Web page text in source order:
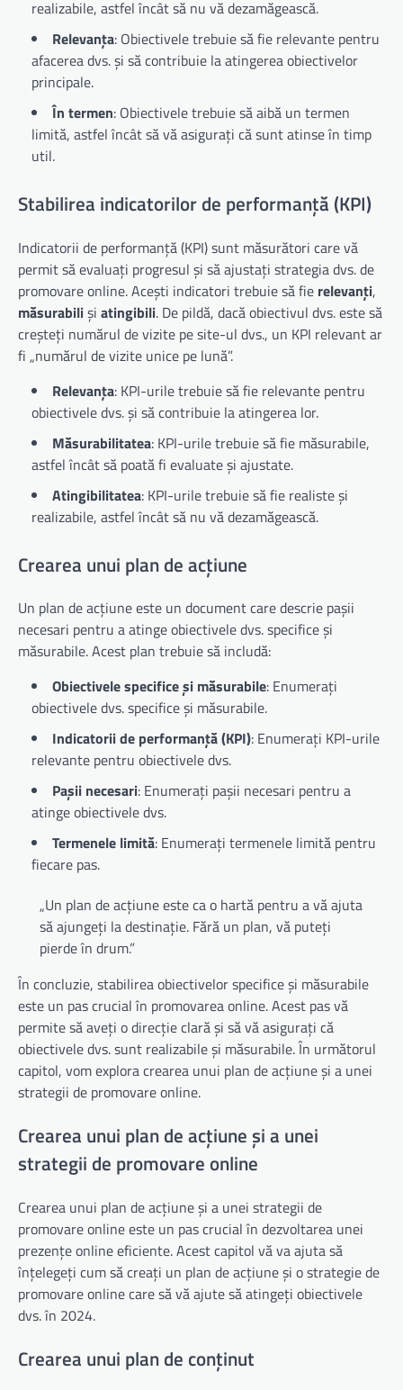
realizabile, astfel încât să nu vă dezamăgească.
Relevanța: Obiectivele trebuie să fie relevante pentru
afacerea dvs. și să contribuie la atingerea obiectivelor
principale.
În termen: Obiectivele trebuie să aibă un termen
limită, astfel încât să vă asigurați că sunt atinse în timp
util.
Stabilirea indicatorilor de performanță (KPI)
Indicatorii de performanță (KPI) sunt măsurători care vă
permit să evaluați progresul și să ajustați strategia dvs. de
promovare online. Acești indicatori trebuie să fie relevanți,
măsurabiliși atingibili. De pildă, dacă obiectivul dvs. este să
creșteți numărul de vizite pe site-ul dvs., un KPI relevant ar
fi „numărul de vizite unice pe lună”.
Relevanța: KPI-urile trebuie să fie relevante pentru
obiectivele dvs. și să contribuie la atingerea lor.
Măsurabilitatea: KPI-urile trebuie să fie măsurabile,
astfel încât să poată fi evaluate și ajustate.
Atingibilitatea: KPI-urile trebuie să fie realiste și
realizabile, astfel încât să nu vă dezamăgească.
Crearea unui plan de acțiune
Un plan de acțiune este un document care descrie pașii
necesari pentru a atinge obiectivele dvs. specifice și
măsurabile. Acest plan trebuie să includă:
Obiectivele specifice și măsurabile: Enumerați
obiectivele dvs. specifice și măsurabile.
Indicatorii de performanță (KPI): Enumerați KPI-urile
relevante pentru obiectivele dvs.
Pașii necesari: Enumerați pașii necesari pentru a
atinge obiectivele dvs.
Termenele limită: Enumerați termenele limită pentru
fiecare pas.
„Un plan de acțiune este ca o hartă pentru a vă ajuta
să ajungeți la destinație. Fără un plan, vă puteți
pierde în drum.”
În concluzie, stabilirea obiectivelor specifice și măsurabile
este un pas crucial în promovarea online. Acest pas vă
permite să aveți o direcție clară și să vă asigurați că
obiectivele dvs. sunt realizabile și măsurabile. În următorul
capitol, vom explora crearea unui plan de acțiune și a unei
strategii de promovare online.
Crearea unui plan de acțiune și a unei
strategii de promovare online
Crearea unui plan de acțiune și a unei strategii de
promovare online este un pas crucial în dezvoltarea unei
prezențe online eficiente. Acest capitol vă va ajuta să
înțelegeți cum să creați un plan de acțiune și o strategie de
promovare online care să vă ajute să atingeți obiectivele
dvs. în 2024.
Crearea unui plan de conținut